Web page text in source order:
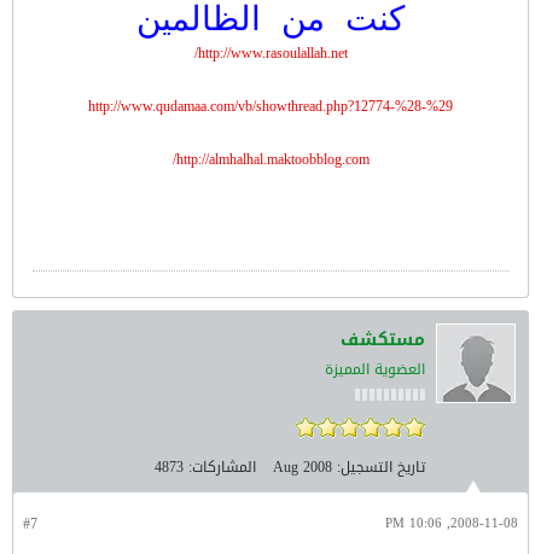
كنت من الظالمين
http://www.rasoulallah.net/
http://www.qudamaa.com/vb/showthread.php?12774-%28-%29
http://almhalhal.maktoobblog.com/
مستكشف
العضوية المميزة
تاريخ التسجيل: Aug 2008 المشاركات: 4873
#7 2008-11-08, 10:06 PM